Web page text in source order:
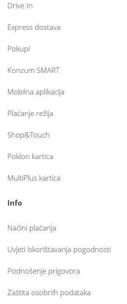
Drive In
Express dostava
Pokupi
Konzum SMART
Mobilna aplikacija
Plaćanje režija
Shop&Touch
Poklon kartica
MultiPlus kartica
Info
Načini plaćanja
Uvjeti iskorištavanja pogodnosti
Podnošenje prigovora
Zaštita osobnih podataka